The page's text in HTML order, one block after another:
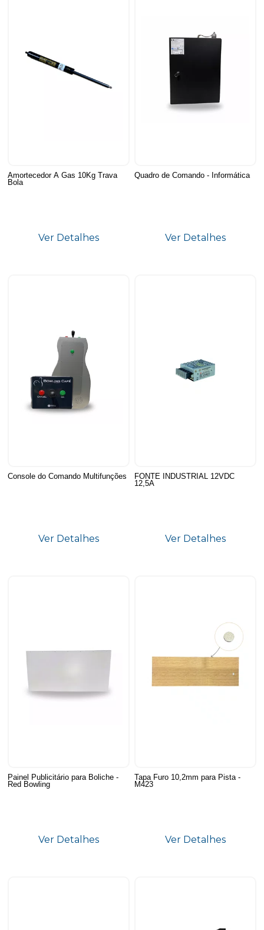
Amortecedor A Gas 10Kg Trava
Bola
Ver Detalhes
Quadro de Comando - Informática
Ver Detalhes
Console do Comando Multifunções
Ver Detalhes
FONTE INDUSTRIAL 12VDC
12,5A
Ver Detalhes
Painel Publicitário para Boliche -
Red Bowling
Ver Detalhes
Tapa Furo 10,2mm para Pista -
M423
Ver Detalhes